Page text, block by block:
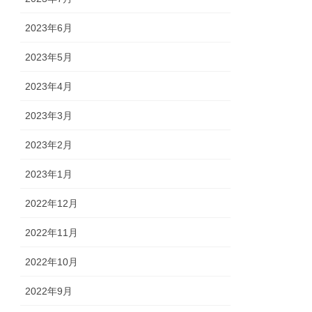
2023年6月
2023年5月
2023年4月
2023年3月
2023年2月
2023年1月
2022年12月
2022年11月
2022年10月
2022年9月